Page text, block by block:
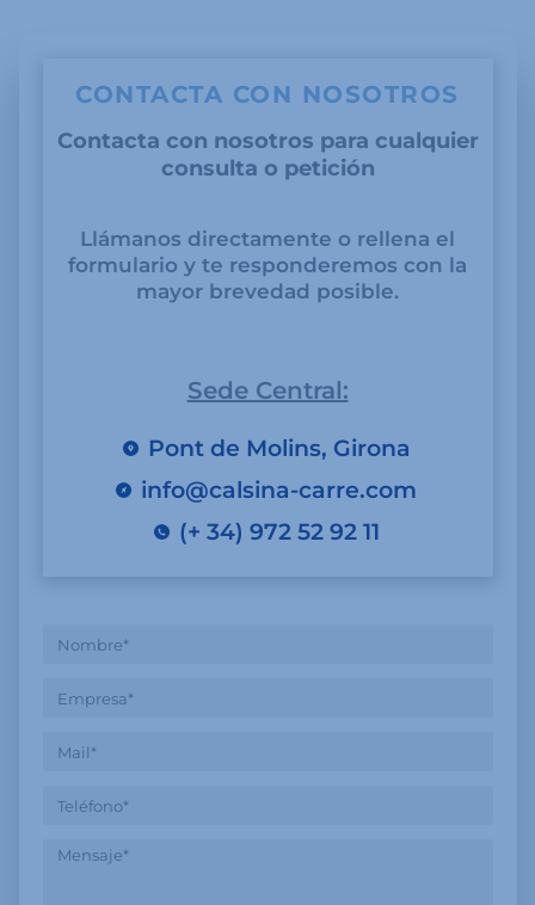
CONTACTA CON NOSOTROS
Contacta con nosotros para cualquier
consulta o petición
Llámanos directamente o rellena el
formulario y te responderemos con la
mayor brevedad posible.
Sede Central:
Pont de Molins, Girona
info@calsina-carre.com
(+ 34) 972 52 92 11